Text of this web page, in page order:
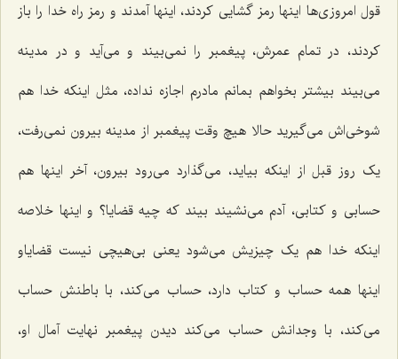
قول امروزی‌ها اینها رمز گشایی کردند، اینها آمدند و رمز راه خدا را باز
کردند، در تمام عمرش، پیغمبر را نمی‌بیند و می‌آید و در مدینه
می‌بیند بیشتر بخواهم بمانم مادرم اجازه نداده، مثل اینکه خدا هم
شوخی‌اش می‌گیرید حالا هیچ وقت پیغمبر از مدینه بیرون نمی‌رفت،
یک روز قبل از اینکه بیاید، می‌گذارد می‌رود بیرون، آخر اینها هم
حسابی و کتابی، آدم می‌نشیند بیند که چیه قضایا؟ و اینها خلاصه
اینکه خدا هم یک چیزیش می‌شود یعنی بی‌هیچی نیست قضایاو
اینها همه حساب و کتاب دارد، حساب می‌کند، با باطنش حساب
می‌کند، با وجدانش حساب می‌کند دیدن پیغمبر نهایت آمال او،